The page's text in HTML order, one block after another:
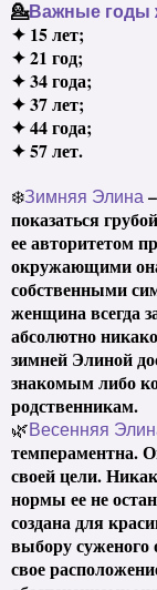
💁Важные годы
✦ 15 лет;
✦ 21 год;
✦ 34 года;
✦ 37 лет;
✦ 44 года;
✦ 57 лет.
❄️Зимняя Элина
показаться
ее авторитетом
окружающими
собственными
женщина всегда
абсолютно
зимней Элиной
знакомым либо
родственникам.
🌿Весенняя
темпераментна.
своей цели.
нормы ее не
создана для
выбору суженого
свое